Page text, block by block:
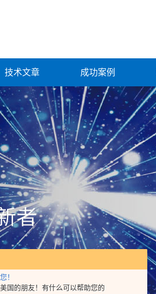
！
国的朋友！有什么可以帮助您的
技术文章 成功案例